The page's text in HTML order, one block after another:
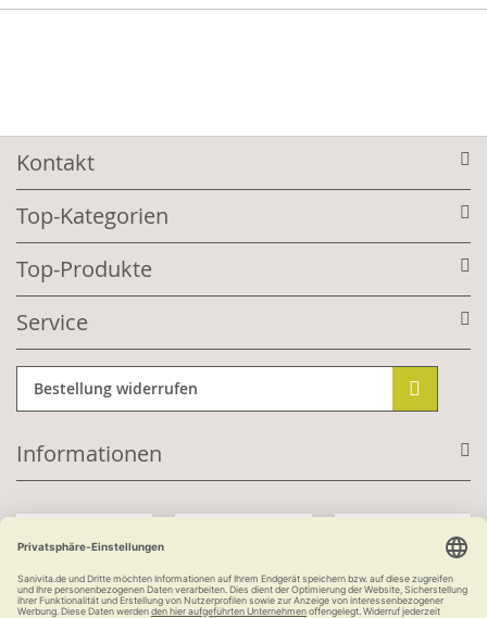
Kontakt
Top-Kategorien
Top-Produkte
Service
Bestellung widerrufen
Informationen